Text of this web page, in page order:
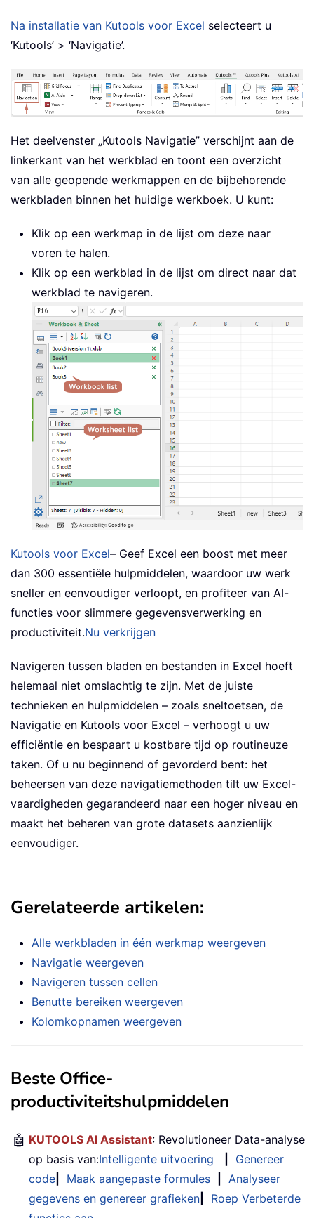
Na installatie van Kutools voor Excel selecteert u
‘Kutools’ > ‘Navigatie’.
Het deelvenster „Kutools Navigatie” verschijnt aan de
linkerkant van het werkblad en toont een overzicht
van alle geopende werkmappen en de bijbehorende
werkbladen binnen het huidige werkboek. U kunt:
Klik op een werkmap in de lijst om deze naar
voren te halen.
Klik op een werkblad in de lijst om direct naar dat
werkblad te navigeren.
Kutools voor Excel– Geef Excel een boost met meer
dan 300 essentiële hulpmiddelen, waardoor uw werk
sneller en eenvoudiger verloopt, en profiteer van AI-
functies voor slimmere gegevensverwerking en
productiviteit.Nu verkrijgen
Navigeren tussen bladen en bestanden in Excel hoeft
helemaal niet omslachtig te zijn. Met de juiste
technieken en hulpmiddelen – zoals sneltoetsen, de
Navigatie en Kutools voor Excel – verhoogt u uw
efficiëntie en bespaart u kostbare tijd op routineuze
taken. Of u nu beginnend of gevorderd bent: het
beheersen van deze navigatiemethoden tilt uw Excel-
vaardigheden gegarandeerd naar een hoger niveau en
maakt het beheren van grote datasets aanzienlijk
eenvoudiger.
Gerelateerde artikelen:
Alle werkbladen in één werkmap weergeven
Navigatie weergeven
Navigeren tussen cellen
Benutte bereiken weergeven
Kolomkopnamen weergeven
Beste Office-
productiviteitshulpmiddelen
🤖 KUTOOLS AI Assistant: Revolutioneer Data-analyse
op basis van:Intelligente uitvoering
Genereer
code
Maak aangepaste formules
Analyseer
gegevens en genereer grafieken
Roep Verbeterde